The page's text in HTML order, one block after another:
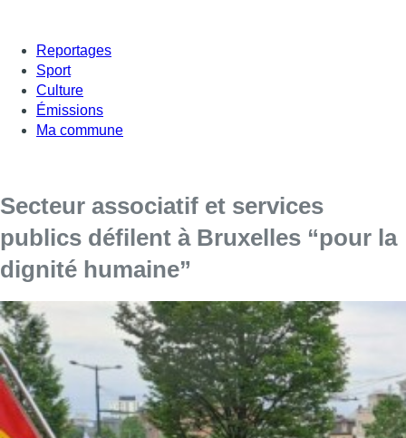
Reportages
Sport
Culture
Émissions
Ma commune
Secteur associatif et services
publics défilent à Bruxelles “pour la
dignité humaine”